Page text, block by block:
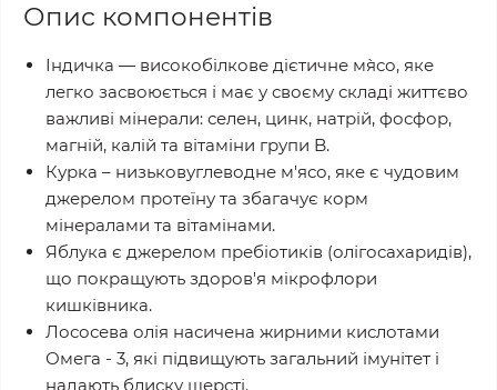
Опис компонентів
Індичка — високобілкове дієтичне м`ясо, яке
легко засвоюється і має у своєму складі життєво
важливі мінерали: селен, цинк, натрій, фосфор,
магній, калій та вітаміни групи B.
Курка – низьковуглеводне м'ясо, яке є чудовим
джерелом протеїну та збагачує корм
мінералами та вітамінами.
Яблука є джерелом пребіотиків (олігосахаридів),
що покращують здоров'я мікрофлори
кишківника.
Лососева олія насичена жирними кислотами
Омега - 3, які підвищують загальний імунітет і
надають блиску шерсті.